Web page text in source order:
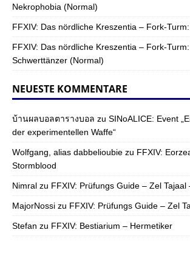
Nekrophobia (Normal)
FFXIV: Das nördliche Kreszentia – Fork-
FFXIV: Das nördliche Kreszentia – Fork-
Schwerttänzer (Normal)
NEUESTE KOMMENTARE
บ้านผลบอลตารางบอล zu SINoALICE: Event
der experimentellen Waffe“
Wolfgang, alias dabbelioubie zu FFXIV:
Stormblood
Nimral zu FFXIV: Prüfungs Guide – Zel Tajaal
MajorNossi zu FFXIV: Prüfungs Guide – Zel
Stefan zu FFXIV: Bestiarium – Hermetiker